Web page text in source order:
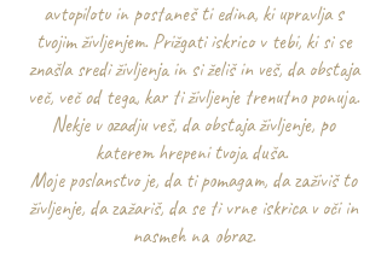
avtopilotu in postaneš ti edina, ki upravlja s
tvojim življenjem. Prižgati iskrico v tebi, ki si se
znašla sredi življenja in si želiš in veš, da obstaja
več, več od tega, kar ti življenje trenutno ponuja.
Nekje v ozadju veš, da obstaja življenje, po
katerem hrepeni tvoja duša.
Moje poslanstvo je, da ti pomagam, da zaživiš to
življenje, da zažariš, da se ti vrne iskrica v oči in
nasmeh na obraz.